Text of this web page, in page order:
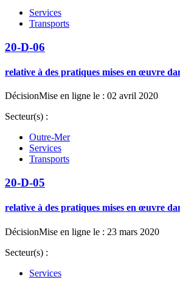
Services
Transports
20-D-06
relative à des pratiques mises en œuvre
DécisionMise en ligne le : 02 avril 2020
Secteur(s) :
Outre-Mer
Services
Transports
20-D-05
relative à des pratiques mises en œuvre
DécisionMise en ligne le : 23 mars 2020
Secteur(s) :
Services